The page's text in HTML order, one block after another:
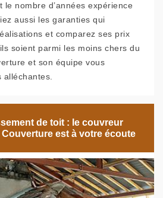
nombre d’années expérience
aussi les garanties qui
et comparez ses prix
soient parmi les moins chers du
et son équipe vous
de toit : le couvreur
est à votre écoute